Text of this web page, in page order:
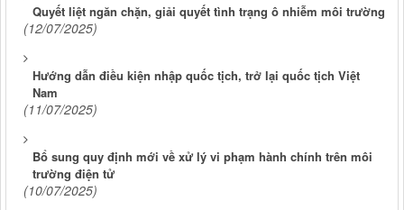
Quyết liệt ngăn chặn, giải quyết tình trạng ô nhiễm môi trường
(12/07/2025)
Hướng dẫn điều kiện nhập quốc tịch, trở lại quốc tịch Việt
Nam
(11/07/2025)
Bổ sung quy định mới về xử lý vi phạm hành chính trên môi
trường điện tử
(10/07/2025)